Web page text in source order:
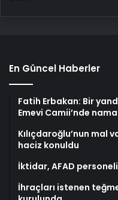
En Güncel Haberler
Fatih Erbakan: Bir
Emevi Camii’nde
Kılıçdaroğlu’nun mal
haciz konuldu
İktidar, AFAD
İhraçları istenen